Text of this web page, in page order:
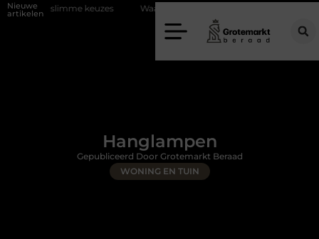
Nieuwe
artikelen Waarom kiezen voor een rijschool in Utrecht?
Hanglampen
WONING EN TUIN
Gepubliceerd Door Grotemarkt Beraad